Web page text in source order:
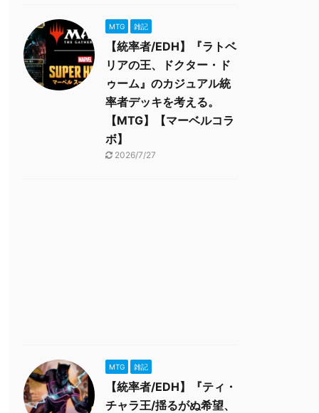
MTG 雑記
【統率者/EDH】『ラトベ
リアの王、ドクター・ド
ゥーム』のカジュアル統
率者デッキを考える。
【MTG】【マーベルコラ
ボ】
2026/7/27
MTG 雑記
【統率者/EDH】『ティ・
チャラ王/揺るがぬ希望、